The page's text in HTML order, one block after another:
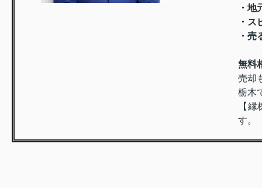
・地
・
・
無料
売却
栃木
【
す。